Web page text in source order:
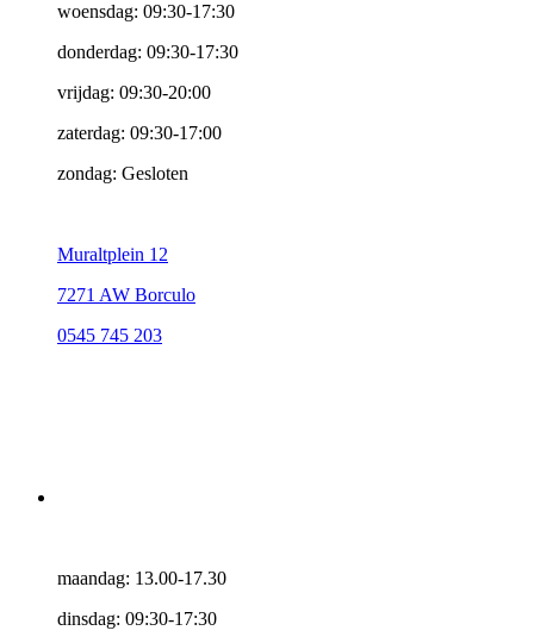
woensdag: 09:30-17:30
donderdag: 09:30-17:30
vrijdag: 09:30-20:00
zaterdag: 09:30-17:00
zondag: Gesloten
Muraltplein 12
7271 AW Borculo
0545 745 203
maandag: 13.00-17.30
dinsdag: 09:30-17:30